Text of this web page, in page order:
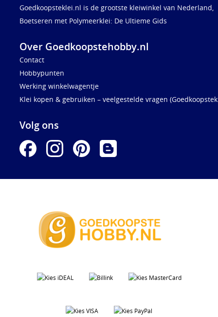
Goedkoopsteklei.nl is de grootste kleiwinkel van Nederland,
Boetseren met Polymeerklei: De Ultieme Gids
Over Goedkoopstehobby.nl
Contact
Hobbypunten
Werking winkelwagentje
Klei kopen & gebruiken – veelgestelde vragen
Volg ons